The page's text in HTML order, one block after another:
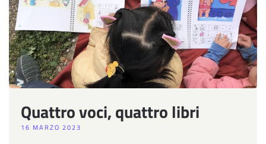
Quattro voci, quattro libri
16 MARZO 2023